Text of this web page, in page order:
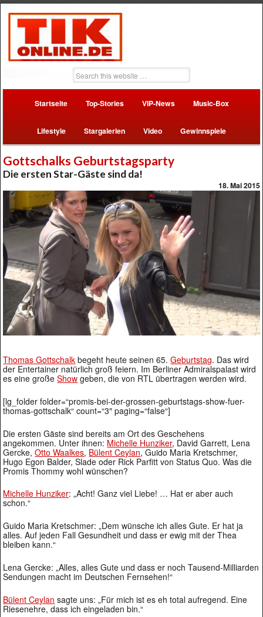
Startseite Top-Stories VIP-News Music-Box
Lifestyle Stargalerien Video Gewinnspiele
Gottschalks Geburtstagsparty
Die ersten Star-Gäste sind da!
18. Mai 2015
Thomas Gottschalk begeht heute seinen 65.Geburtstag. Das wird
der Entertainer natürlich groß feiern. Im Berliner Admiralspalast wird
es eine großeShow geben, die von RTL übertragen werden wird.
[lg_folder folder=“promis-bei-der-grossen-geburtstags-show-fuer-
thomas-gottschalk“ count=“3″ paging=“false“]
Die ersten Gäste sind bereits am Ort des Geschehens
angekommen. Unter ihnen: Michelle Hunziker, David Garrett, Lena
Gercke,Otto Waalkes, Bülent Ceylan, Guido Maria Kretschmer,
Hugo Egon Balder, Slade oder Rick Parfitt von Status Quo. Was die
Promis Thommy wohl wünschen?
Michelle Hunziker: „Acht! Ganz viel Liebe! … Hat er aber auch
schon.“
Guido Maria Kretschmer: „Dem wünsche ich alles Gute. Er hat ja
alles. Auf jeden Fall Gesundheit und dass er ewig mit der Thea
bleiben kann.“
Lena Gercke: „Alles, alles Gute und dass er noch Tausend-Milliarden
Sendungen macht im Deutschen Fernsehen!“
Bülent Ceylan sagte uns: „Für mich ist es eh total aufregend. Eine
Riesenehre, dass ich eingeladen bin.“